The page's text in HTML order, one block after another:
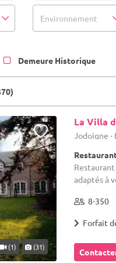
Environnement
Demeure Historique
(1) (31)
La Villa
Jodoigne -
adaptés à
8-350
Forfait